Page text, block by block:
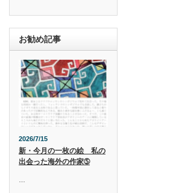
お勧め記事
2026/7/15
新・今月の一枚の絵 私の
出会った海外の作家➄